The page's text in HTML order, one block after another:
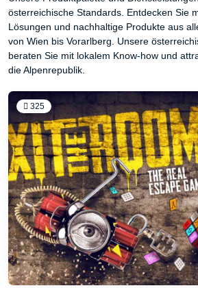
österreichische Standards. Entdecken Sie
Lösungen und nachhaltige Produkte aus
von Wien bis Vorarlberg. Unsere
beraten Sie mit lokalem Know-how und
die Alpenrepublik.
325